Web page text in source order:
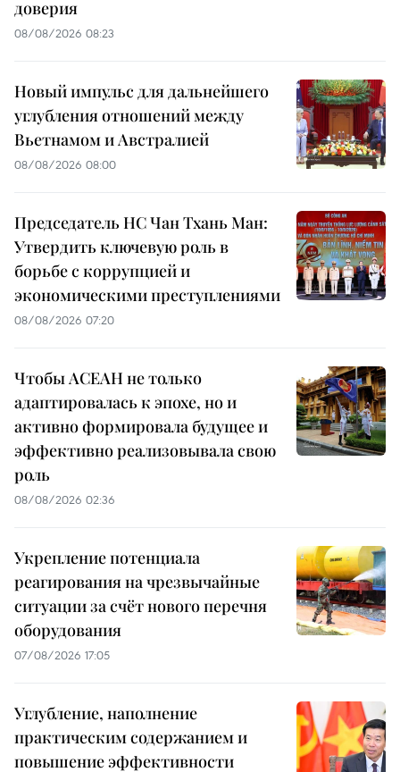
доверия
08/08/2026 08:23
Новый импульс для дальнейшего
углубления отношений между
Вьетнамом и Австралией
08/08/2026 08:00
Председатель НС Чан Тхань Ман:
Утвердить ключевую роль в
борьбе с коррупцией и
экономическими преступлениями
08/08/2026 07:20
Чтобы АСЕАН не только
адаптировалась к эпохе, но и
активно формировала будущее и
эффективно реализовывала свою
роль
08/08/2026 02:36
Укрепление потенциала
реагирования на чрезвычайные
ситуации за счёт нового перечня
оборудования
07/08/2026 17:05
Углубление, наполнение
практическим содержанием и
повышение эффективности